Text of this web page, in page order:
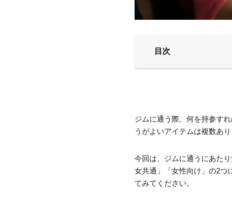
目次
ジムに通う際、何を持参す
うがよいアイテムは複数あり
今回は、ジムに通うにあた
女共通」「女性向け」の2つ
てみてください。